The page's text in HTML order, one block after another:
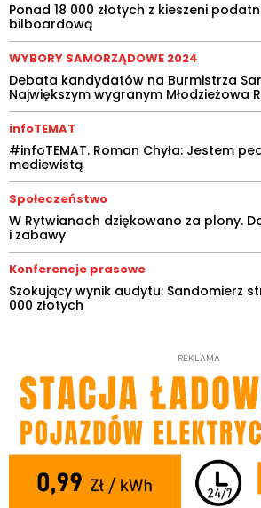
Ponad 18 000 złotych z kieszeni
bilboardową
WYBORY SAMORZĄDOWE 2024
Debata kandydatów na Burmistrza
Największym wygranym Młodzieżowa
infoTEMAT
#infoTEMAT. Roman Chyła: Jestem
mediewistą
Społeczeństwo
W Rytwianach dziękowano za plony.
i zabawy
Konferencje prasowe
Szokujący wynik audytu: Sandomierz
000 złotych
REKLAMA